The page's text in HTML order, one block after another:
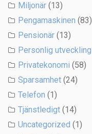
Miljonär (13)
Pengamaskinen (83)
Pensionär (13)
Personlig utveckling
Privatekonomi (58)
Sparsamhet (24)
Telefon (1)
Tjänstledigt (14)
Uncategorized (1)